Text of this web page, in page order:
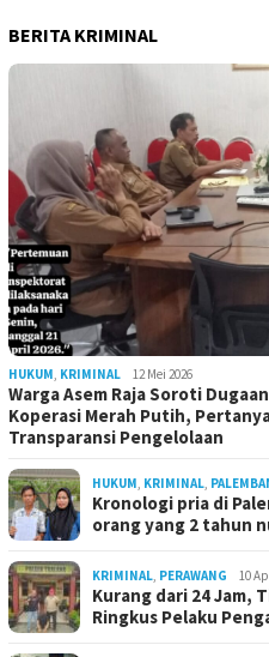
BERITA KRIMINAL
HUKUM KRIMINAL 12 Mei 2026
Warga Asem Raja Soroti
Koperasi Merah Putih,
Transparansi Pengelolaan
HUKUM KRIMINAL
Kronologi pria di
orang yang 2 tahun
KRIMINAL PERAWANG 10
Kurang dari 24 Jam,
Ringkus Pelaku